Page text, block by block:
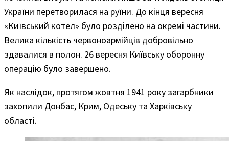
України перетворилася на руїни. До кінця вересня
«Київський котел» було розділено на окремі частини.
Велика кількість червоноармійців добровільно
здавалися в полон. 26 вересня Київську оборонну
операцію було завершено.
Як наслідок, протягом жовтня 1941 року загарбники
захопили Донбас, Крим, Одеську та Харківську
області.